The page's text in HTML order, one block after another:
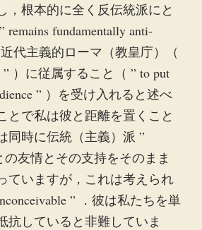
，根本的に全く反伝統派にと
remains fundamentally anti-
代主義的ローマ（教皇庁）（
” ）に従属すること（ ” to put
” ）を受け入れると述べ
とで私は彼と距離を置くこと
同時に伝統（主義）派 ”
の友情とその支持をそのまま
ていますが，これは考えられ
” ．彼は私たちを単
抗していると非難していま